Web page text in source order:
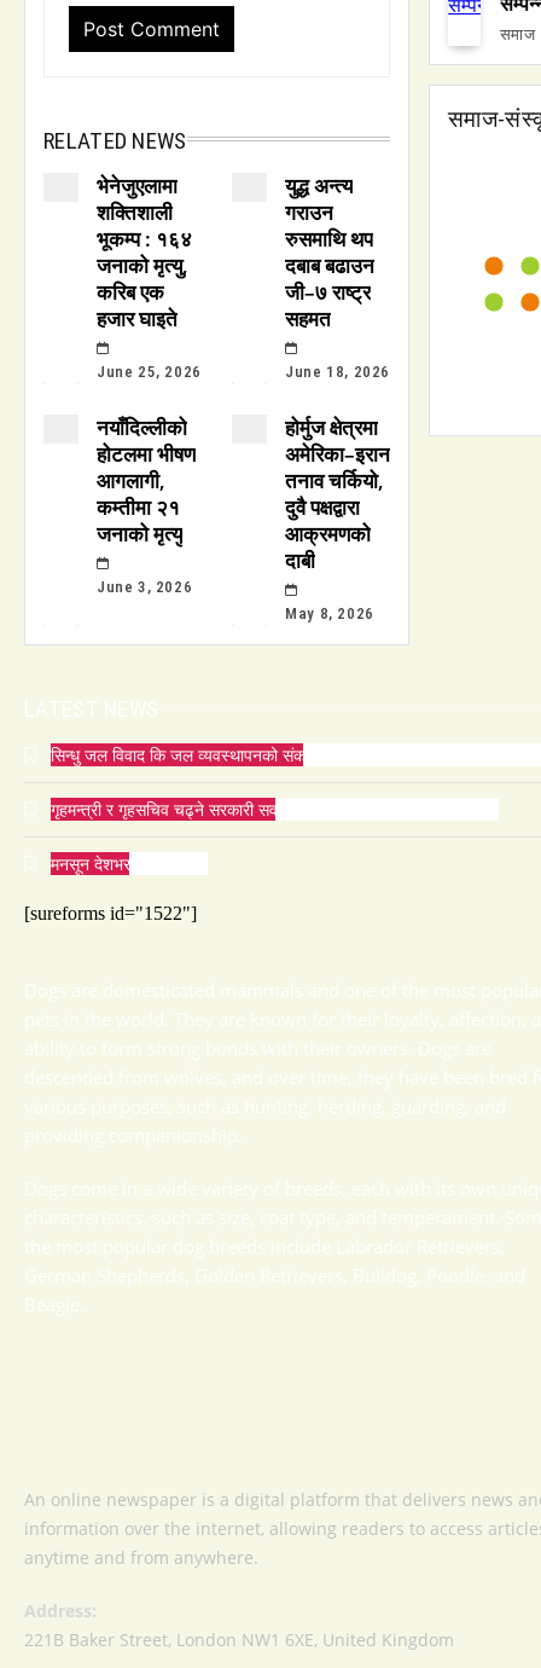
RELATED NEWS
भेनेजुएलामा
शक्तिशाली
भूकम्प : १६४
जनाको मृत्यु,
करिब एक
हजार घाइते
June 25, 2026
युद्ध अन्त्य
गराउन
रुसमाथि थप
दबाब बढाउन
जी–७ राष्ट्र
सहमत
June 18, 2026
नयाँदिल्लीको
होटलमा भीषण
आगलागी,
कम्तीमा २१
जनाको मृत्यु
June 3, 2026
होर्मुज क्षेत्रमा
अमेरिका–इरान
तनाव चर्कियो,
दुवै पक्षद्वारा
आक्रमणको
दाबी
May 8, 2026
समाज
समाज-
LATEST NEWS
सिन्धु जल विवाद कि जल व्यवस्थापनको संकट? पाकिस्तानको पानी संकटको भित्री
गृहमन्त्री र गृहसचिव चढ्ने सरकारी सवारीसाधनबाट समेत कालो सिसा हटाइयो
मनसून देशभर प्रवेश गर्दै ।
[sureforms id="1522"]
Dogs are domesticated mammals and one of the most
pets in the world. They are known for their loyalty, affection,
ability to form strong bonds with their owners. Dogs are
descended from wolves, and over time, they have been bred
various purposes, such as hunting, herding, guarding, and
providing companionship.
Dogs come in a wide variety of breeds, each with its own
characteristics, such as size, coat type, and temperament.
the most popular dog breeds include Labrador Retrievers,
German Shepherds, Golden Retrievers, Bulldog, Poodle, and
Beagle.
An online newspaper is a digital platform that delivers news
information over the internet, allowing readers to access
anytime and from anywhere.
Address:
221B Baker Street, London NW1 6XE, United Kingdom